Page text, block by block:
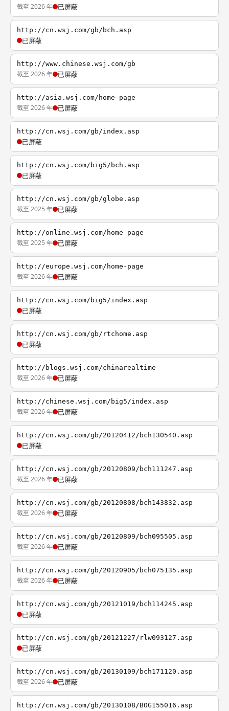
截至 2026 年 已屏蔽
http://cn.wsj.com/gb/bch.asp
已屏蔽
http://www.chinese.wsj.com/gb
截至 2026 年 已屏蔽
http://asia.wsj.com/home-page
截至 2026 年 已屏蔽
http://cn.wsj.com/gb/index.asp
已屏蔽
http://cn.wsj.com/big5/bch.asp
已屏蔽
http://cn.wsj.com/gb/globe.asp
截至 2025 年 已屏蔽
http://online.wsj.com/home-page
截至 2025 年 已屏蔽
http://europe.wsj.com/home-page
截至 2026 年 已屏蔽
http://cn.wsj.com/big5/index.asp
已屏蔽
http://cn.wsj.com/gb/rtchome.asp
已屏蔽
http://blogs.wsj.com/chinarealtime
截至 2026 年 已屏蔽
http://chinese.wsj.com/big5/index.asp
截至 2026 年 已屏蔽
http://cn.wsj.com/gb/20120412/bch130540.asp
已屏蔽
http://cn.wsj.com/gb/20120809/bch111247.asp
截至 2026 年 已屏蔽
http://cn.wsj.com/gb/20120808/bch143832.asp
截至 2026 年 已屏蔽
http://cn.wsj.com/gb/20120809/bch095505.asp
截至 2026 年 已屏蔽
http://cn.wsj.com/gb/20120905/bch075135.asp
截至 2026 年 已屏蔽
http://cn.wsj.com/gb/20121019/bch114245.asp
已屏蔽
http://cn.wsj.com/gb/20121227/rlw093127.asp
已屏蔽
http://cn.wsj.com/gb/20130109/bch171120.asp
截至 2026 年 已屏蔽
http://cn.wsj.com/gb/20130108/BOG155016.asp